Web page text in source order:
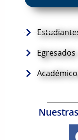
Egresados